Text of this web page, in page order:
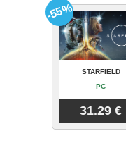
STARFIELD
PC
31.29 €
-55%